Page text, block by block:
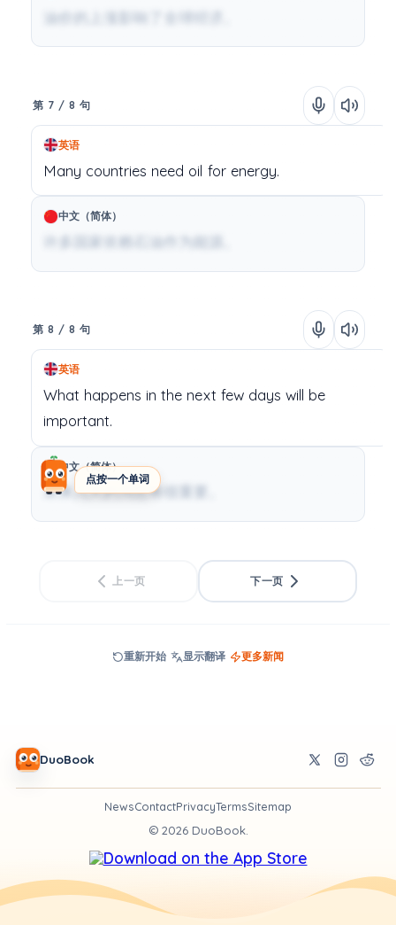
点按一个单词
油价的上涨影响了全球经济。
第 7 / 8 句
英语
Many countries need oil for energy.
中文（简体）
许多国家依赖石油作为能源。
第 8 / 8 句
英语
What happens in the next few days will be
important.
中文（简体）
未来几天的消息将很重要。
上一页 下一页
重新开始 显示翻译 更多新闻
DuoBook
NewsContactPrivacyTermsSitemap
© 2026DuoBook.